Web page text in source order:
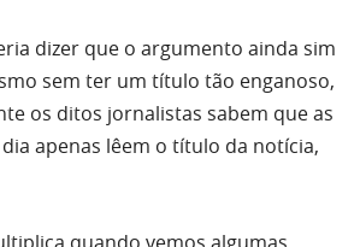
dizer que o argumento ainda sim
sem ter um título tão enganoso,
os ditos jornalistas sabem que as
apenas lêem o título da notícia,